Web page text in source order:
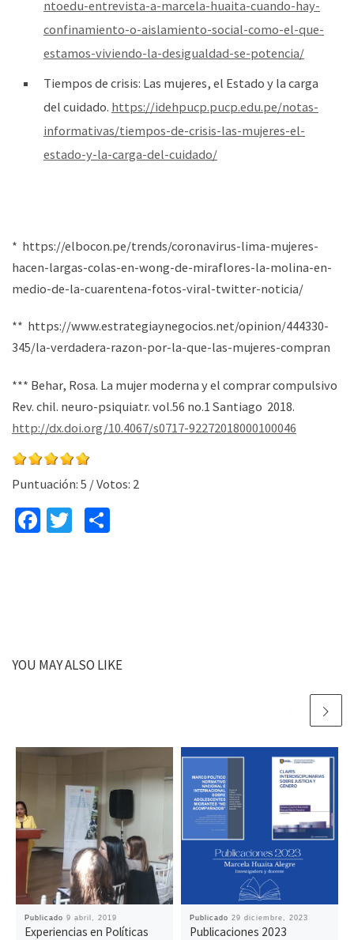
ntoedu-entrevista-a-marcela-huaita-cuando-hay-
confinamiento-o-aislamiento-social-como-el-que-
estamos-viviendo-la-desigualdad-se-potencia/
Tiempos de crisis: Las mujeres, el Estado y la carga
del cuidado. https://idehpucp.pucp.edu.pe/notas-
informativas/tiempos-de-crisis-las-mujeres-el-
estado-y-la-carga-del-cuidado/
* https://elbocon.pe/trends/coronavirus-lima-mujeres-
hacen-largas-colas-en-wong-de-miraflores-la-molina-en-
medio-de-la-cuarentena-fotos-viral-twitter-noticia/
** https://www.estrategiaynegocios.net/opinion/444330-
345/la-verdadera-razon-por-la-que-las-mujeres-compran
*** Behar, Rosa. La mujer moderna y el comprar compulsivo
Rev. chil. neuro-psiquiatr. vol.56 no.1 Santiago 2018.
http://dx.doi.org/10.4067/s0717-92272018000100046
Puntuación: 5 / Votos: 2
Fa
T
YOU MAY ALSO LIKE
Publicado 9 abril, 2019
Experiencias en Políticas
Publicado 29 diciembre, 2023
Publicaciones 2023